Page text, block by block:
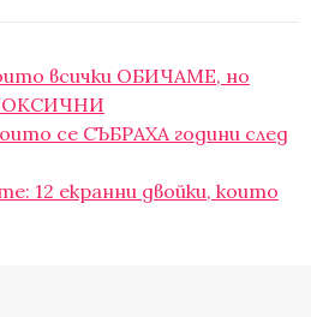
всички ОБИЧАМЕ, но
се СЪБРАХА години след
12 екранни двойки, които